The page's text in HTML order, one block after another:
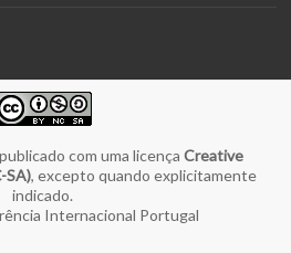
com uma licençaCreative
SA), excepto quando explicitamente
indicado.
Internacional Portugal